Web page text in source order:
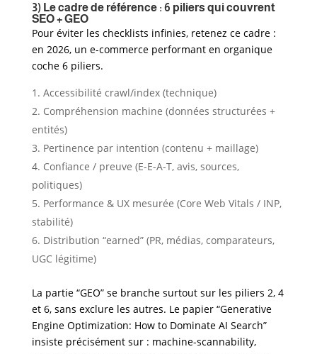
3) Le cadre de référence : 6 piliers qui couvrent
SEO + GEO
Pour éviter les checklists infinies, retenez ce cadre :
en 2026, un e-commerce performant en organique
coche 6 piliers.
Accessibilité crawl/index (technique)
Compréhension machine (données structurées +
entités)
Pertinence par intention (contenu + maillage)
Confiance / preuve (E-E-A-T, avis, sources,
politiques)
Performance & UX mesurée (Core Web Vitals / INP,
stabilité)
Distribution “earned” (PR, médias, comparateurs,
UGC légitime)
La partie “GEO” se branche surtout sur les piliers 2, 4
et 6, sans exclure les autres. Le papier “Generative
Engine Optimization: How to Dominate AI Search”
insiste précisément sur : machine-scannability,